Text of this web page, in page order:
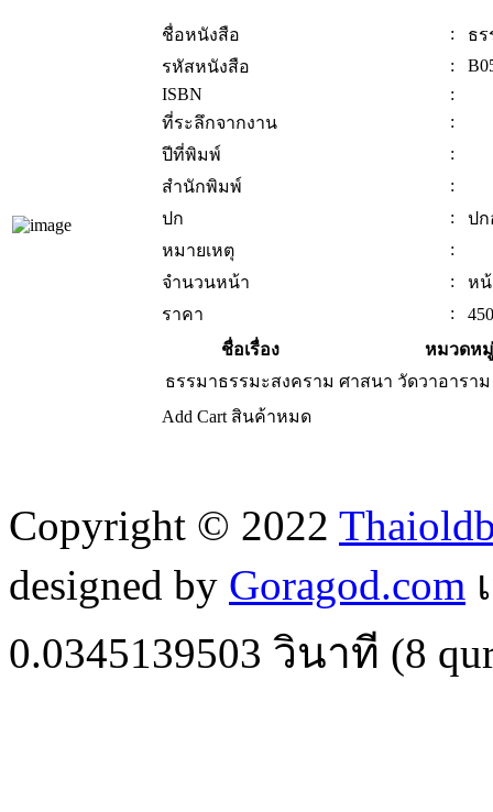
ชื่อหนังสือ :
ธ
รหัสหนังสือ
:
ISBN
:
ที่ระลึกจากงาน
:
ปีที่พิมพ์
:
สำนักพิมพ์
:
ปก
:
ป
หมายเหตุ
:
จำนวนหน้า
:
ห
ราคา
:
ชื่อเรื่อง
หมวดหมู่
ธรรมาธรรมะสงคราม ศาสนา วัดวาอารา
Add Cart สินค้าหมด
Copyright © 2022
designed by Goragod.com
0.0345139503 วินาที (8